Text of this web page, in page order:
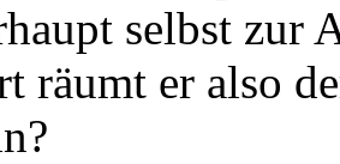
selbst zur
räumt er also